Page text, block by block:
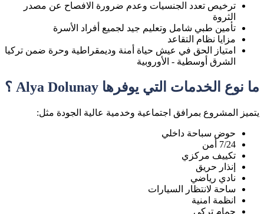
ترخيص تعدد الجنسيات وعدم ضرورة الافصاح عن مصدر
الثروة
تأمين طبي شامل وتعليم جيد لجميع أفراد الأسرة
مزايا نظام التقاعد
امتياز الحق في عيش حياة أمنة وديمقراطية وحرة ضمن تركيا
الشرق أوسطية - الأوروبية
ما نوع الخدمات التي يوفرها Alya Dolunay ؟
يتميز المشروع بمرافق اجتماعية وخدمية عالية الجودة مثل:
حوض سباحة داخلي
7/24 أمن
تكييف مركزي
إنذار حريق
نادي رياضي
ساحة لانتظار السيارات
انظمة امنية
حمام تركي